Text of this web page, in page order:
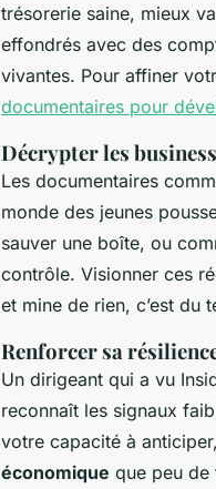
trésorerie saine, mieux
effondrés avec des
vivantes. Pour affiner
documentaires pour
Décrypter les
Les documentaires
monde des jeunes
sauver une boîte, ou
contrôle. Visionner ces
et mine de rien, c’est du
Renforcer sa
Un dirigeant qui a vu
reconnaît les signaux
votre capacité à
économique que peu de